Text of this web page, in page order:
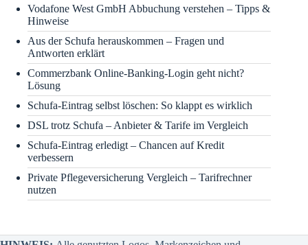
Vodafone West GmbH Abbuchung verstehen – Tipps &
Hinweise
Aus der Schufa herauskommen – Fragen und
Antworten erklärt
Commerzbank Online-Banking-Login geht nicht?
Lösung
Schufa-Eintrag selbst löschen: So klappt es wirklich
DSL trotz Schufa – Anbieter & Tarife im Vergleich
Schufa-Eintrag erledigt – Chancen auf Kredit
verbessern
Private Pflegeversicherung Vergleich – Tarifrechner
nutzen